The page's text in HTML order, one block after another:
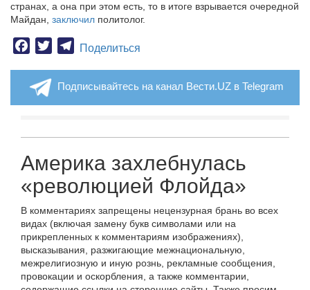
странах, а она при этом есть, то в итоге взрывается очередной
Майдан, заключил политолог.
Facebook
TwitterTelegram
Поделиться
Подписывайтесь на канал Вести.UZ в Telegram
Америка захлебнулась
«революцией Флойда»
В комментариях запрещены нецензурная брань во всех
видах (включая замену букв символами или на
прикрепленных к комментариям изображениях),
высказывания, разжигающие межнациональную,
межрелигиозную и иную рознь, рекламные сообщения,
провокации и оскорбления, а также комментарии,